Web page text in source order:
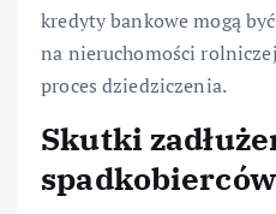
kredyty bankowe mogą
na nieruchomości
proces dziedziczenia.
Skutki
spadkobierców